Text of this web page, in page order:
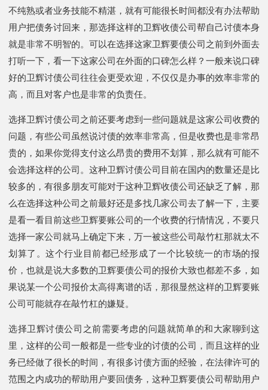
不纯熟或者业务技能不精湛，就有可能很长时间都没有办法帮助
用户把债务讨回来，那选择这样的卫辉收债公司帮自己讨债本身
就是非常不明智的。可以在选择这家卫辉要债公司之前到外面去
打听一下，看一下这家公司在外面的口碑怎么样？一般来说口碑
好的卫辉讨债公司往往会更受欢迎，不仅仅是办事的效率非常的
高，而且对客户也是非常的负责任。
选择卫辉讨债公司之前还要考虑到一些问题就是这家公司收费的
问题，有些公司虽然说讨债的效率非常高，但是收费也是非常昂
贵的，如果你觉得支付这么昂贵的费用不划算，那么就有可能不
会选择这样的公司。这种卫辉讨债公司目前在国内的数量还是比
较多的，有很多朋友可能对于这种卫辉收债公司还缺乏了解，那
么在选择这种公司之前最好还是多找几家公司去了解一下，主要
是看一看目前这些卫辉要账公司的一个收费的行情情况，不要只
选择一家公司就马上确定下来，万一被这些公司敲竹杠那就太不
划算了。这个行业目前都已经形成了一个比较统一的市场的报
价，也就是说大多数的卫辉要债公司的报价大致也都差不多，如
果说某一个公司报价太高得离谱的话，那很显然这样的卫辉要账
公司可能就存在敲竹杠的嫌疑。
选择卫辉讨债公司之前需要考虑的问题就简单的和大家聊到这
里，这样的公司一般都是一些专业的讨债的公司，而且这样的业
务已经做了很长的时间，有很多讨债方面的经验，在法律许可的
范围之内成功的帮助用户要回债务，这种卫辉要债公司帮助用户